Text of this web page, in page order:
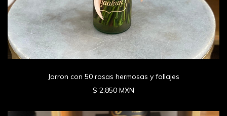
Jarron con 50 rosas hermosas y follajes
$ 2,850 MXN